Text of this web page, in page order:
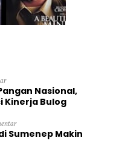
Nasional,
Kinerja Bulog
Sumenep Makin